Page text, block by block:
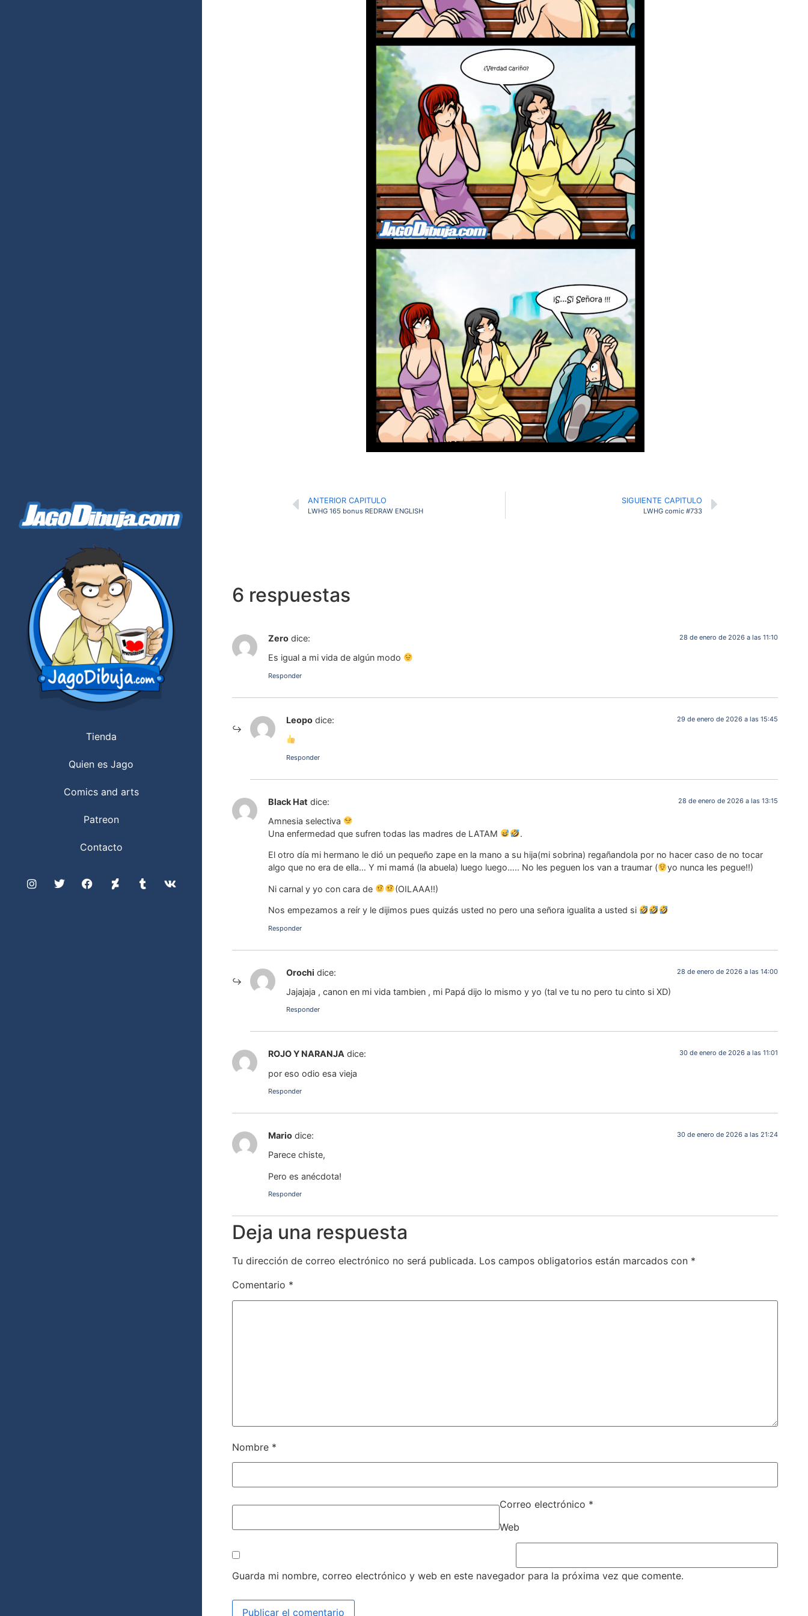
Tienda
Quien es Jago
Comics and arts
Patreon
Contacto
ANTERIOR CAPITULO
LWHG 165 bonus REDRAW ENGLISH
SIGUIENTE CAPITULO
LWHG comic #733
6 respuestas
Zero dice: 28 de enero de 2026 a las 11:10
Es igual a mi vida de algún modo
Responder
Leopo dice: 29 de enero de 2026 a las 15:45
Responder
Black Hat dice: 28 de enero de 2026 a las 13:15
Amnesia selectiva
Una enfermedad que sufren todas las madres de LATAM
.
El otro día mi hermano le dió un pequeño zape en la mano a su hija(mi sobrina) regañandola por no hacer caso de no tocar
algo que no era de ella… Y mi mamá (la abuela) luego luego….. No les peguen los van a traumar (
yo nunca les pegue!!)
Ni carnal y yo con cara de (OILAAA!!)
Nos empezamos a reír y le dijimos pues quizás usted no pero una señora igualita a usted si
Responder
Orochi dice: 28 de enero de 2026 a las 14:00
Jajajaja , canon en mi vida tambien , mi Papá dijo lo mismo y yo (tal ve tu no pero tu cinto si XD)
Responder
ROJO Y NARANJA dice: 30 de enero de 2026 a las 11:01
por eso odio esa vieja
Responder
Mario dice: 30 de enero de 2026 a las 21:24
Parece chiste,
Pero es anécdota!
Responder
Deja una respuesta
Tu dirección de correo electrónico no será publicada. Los campos obligatorios están marcados con *
Comentario *
Nombre *
Correo electrónico *
Web
Guarda mi nombre, correo electrónico y web en este navegador para la próxima vez que comente.